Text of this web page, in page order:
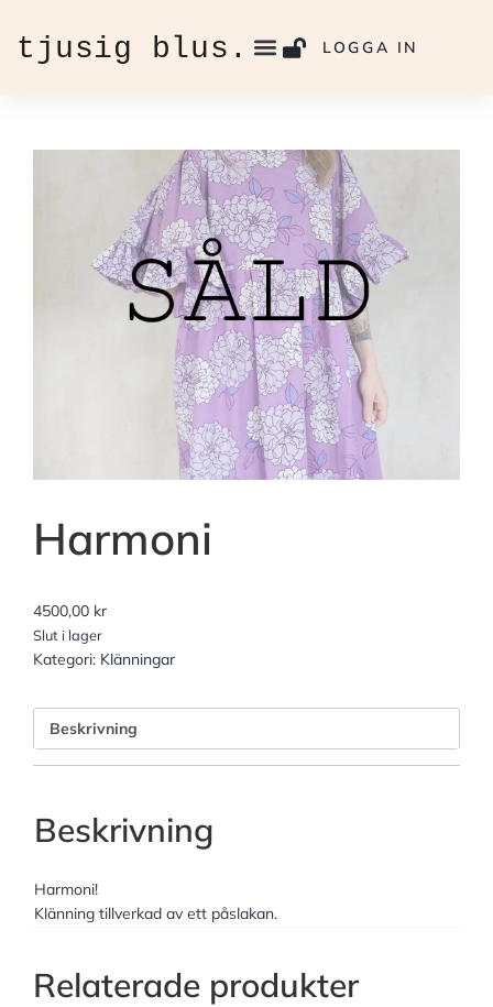
LOGGA IN
Harmoni
4500,00 kr
Slut i lager
Kategori: Klänningar
Beskrivning
Beskrivning
Harmoni!
Klänning tillverkad av ett påslakan.
Relaterade produkter